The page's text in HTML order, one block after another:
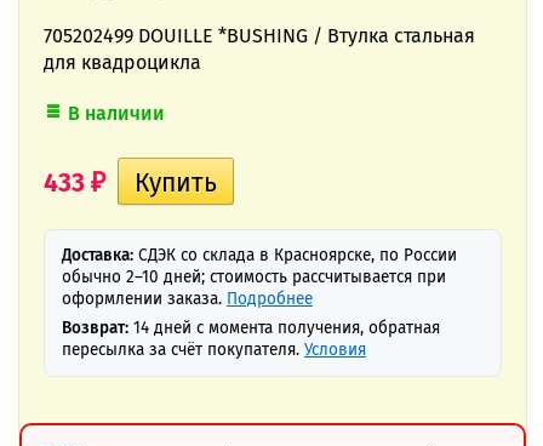
705202499 DOUILLE *BUSHING / Втулка стальная
для квадроцикла
В наличии
433 ₽
Доставка: СДЭК со склада в Красноярске, по России
обычно 2–10 дней; стоимость рассчитывается при
оформлении заказа. Подробнее
Возврат: 14 дней с момента получения, обратная
пересылка за счёт покупателя. Условия